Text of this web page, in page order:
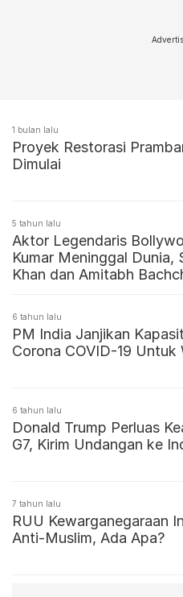
1 bulan lalu
Proyek Restorasi
Dimulai
5 tahun lalu
Aktor Legendaris
Kumar Meninggal Dunia,
Khan dan Amitabh
6 tahun lalu
PM India Janjikan
Corona COVID-19 Untuk
6 tahun lalu
Donald Trump Perluas
G7, Kirim Undangan ke
7 tahun lalu
RUU Kewarganegaraan
Anti-Muslim, Ada Apa?